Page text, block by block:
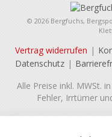
© 2026 Bergfuchs,
Vertrag widerrufen
Datenschutz
Alle Preise inkl. MWSt.
Fehler, Irrtümer